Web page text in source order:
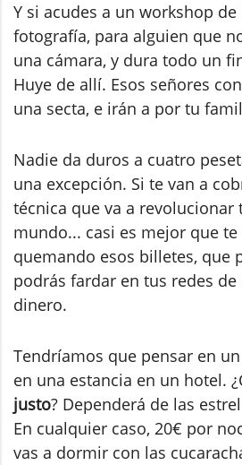
Y si acudes a un workshop
fotografía, para alguien que
una cámara, y dura todo un
Huye de allí. Esos señores
una secta, e irán a por tu
Nadie da duros a cuatro
una excepción. Si te van a
técnica que va a revolucionar
mundo... casi es mejor que
quemando esos billetes, que
podrás fardar en tus redes de
dinero.
Tendríamos que pensar en
en una estancia en un hotel.
justo? Dependerá de las
En cualquier caso, 20€ por
vas a dormir con las